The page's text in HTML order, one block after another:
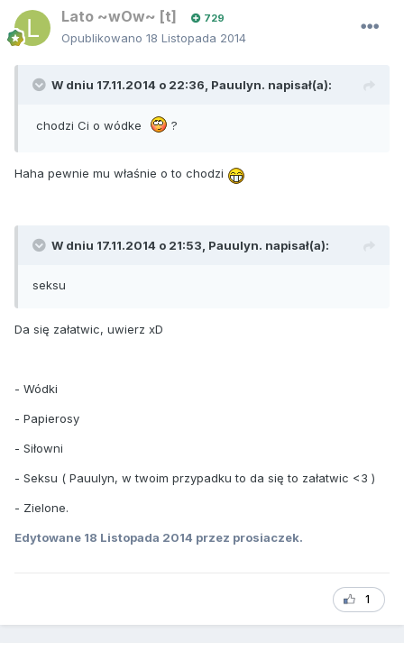
Lato ~wOw~ [t] 729
Opublikowano 18 Listopada 2014
W dniu 17.11.2014 o 22:36, Pauulyn. napisał(a):
chodzi Ci o wódke ?
Haha pewnie mu właśnie o to chodzi
W dniu 17.11.2014 o 21:53, Pauulyn. napisał(a):
seksu
Da się załatwic, uwierz xD
- Wódki
- Papierosy
- Siłowni
- Seksu ( Pauulyn, w twoim przypadku to da się to załatwic <3 )
- Zielone.
Edytowane 18 Listopada 2014 przez prosiaczek.
1